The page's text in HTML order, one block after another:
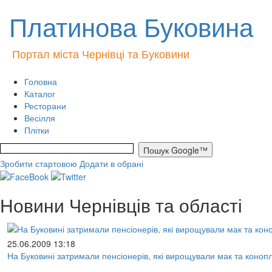
Платинова Буковина
Портал міста Чернівці та Буковини
Головна
Каталог
Ресторани
Весілля
Плітки
Зробити стартовою Додати в обрані
Новини Чернівців та області
25.06.2009 13:18
На Буковині затримали пенсіонерів, які вирощували мак та